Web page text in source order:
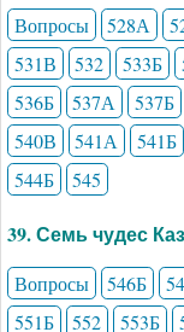
Вопросы 528А
531В
532 533Б
536Б
537А 537Б
540В
541А 541Б
544Б
545
39. Семь чудес
Вопросы 546Б
551Б
552 553Б